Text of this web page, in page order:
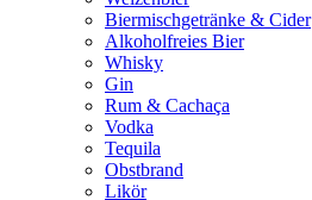
Biermischgetränke & Cider
Alkoholfreies Bier
Whisky
Gin
Rum & Cachaça
Vodka
Tequila
Obstbrand
Likör